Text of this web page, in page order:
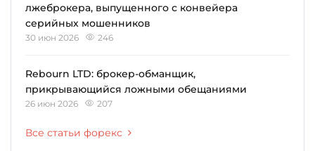
лжеброкера, выпущенного с конвейера
серийных мошенников
30 июн 2026 246
Rebourn LTD: брокер-обманщик,
прикрывающийся ложными обещаниями
26 июн 2026 207
Все статьи форекс